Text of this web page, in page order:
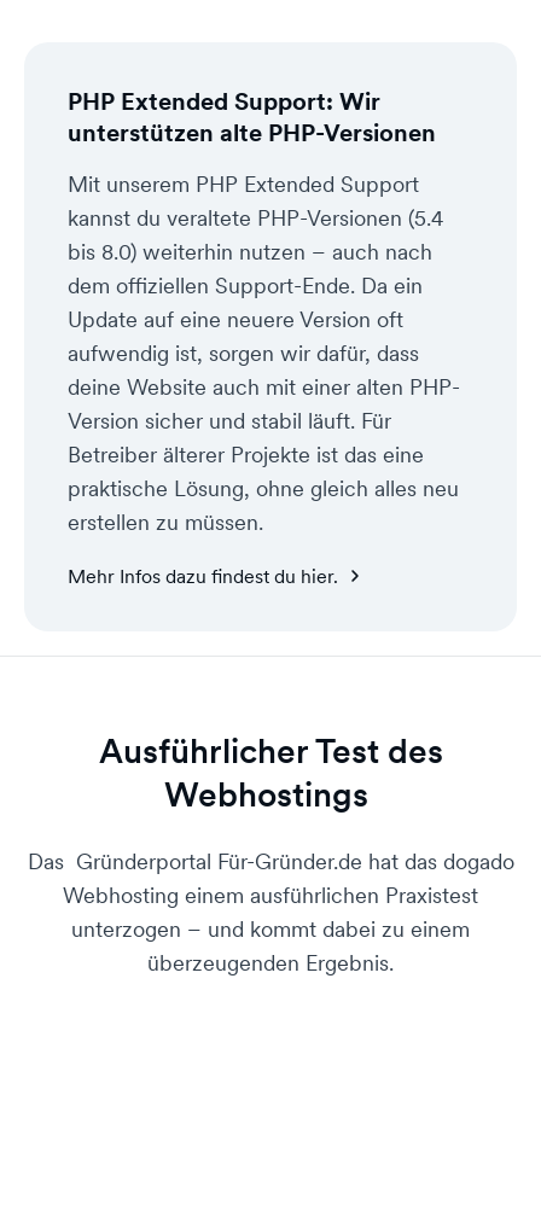
PHP Extended Support: Wir
unterstützen alte PHP-Versionen
Mit unserem PHP Extended Support
kannst du veraltete PHP-Versionen (5.4
bis 8.0) weiterhin nutzen – auch nach
dem offiziellen Support-Ende. Da ein
Update auf eine neuere Version oft
aufwendig ist, sorgen wir dafür, dass
deine Website auch mit einer alten PHP-
Version sicher und stabil läuft. Für
Betreiber älterer Projekte ist das eine
praktische Lösung, ohne gleich alles neu
erstellen zu müssen.
Mehr Infos dazu findest du hier.
Ausführlicher Test des
Webhostings
Das Gründerportal Für-Gründer.de hat das dogado
Webhosting einem ausführlichen Praxistest
unterzogen – und kommt dabei zu einem
überzeugenden Ergebnis.